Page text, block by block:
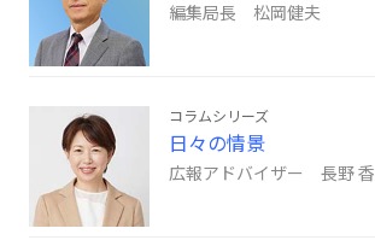
編集局長 松岡健夫
コラムシリーズ
日々の情景
広報アドバイザー 長野 香